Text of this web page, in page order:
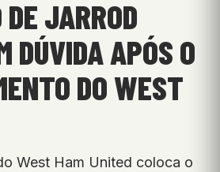
JARROD
DÚVIDA APÓS O
DO WEST
West Ham United coloca o